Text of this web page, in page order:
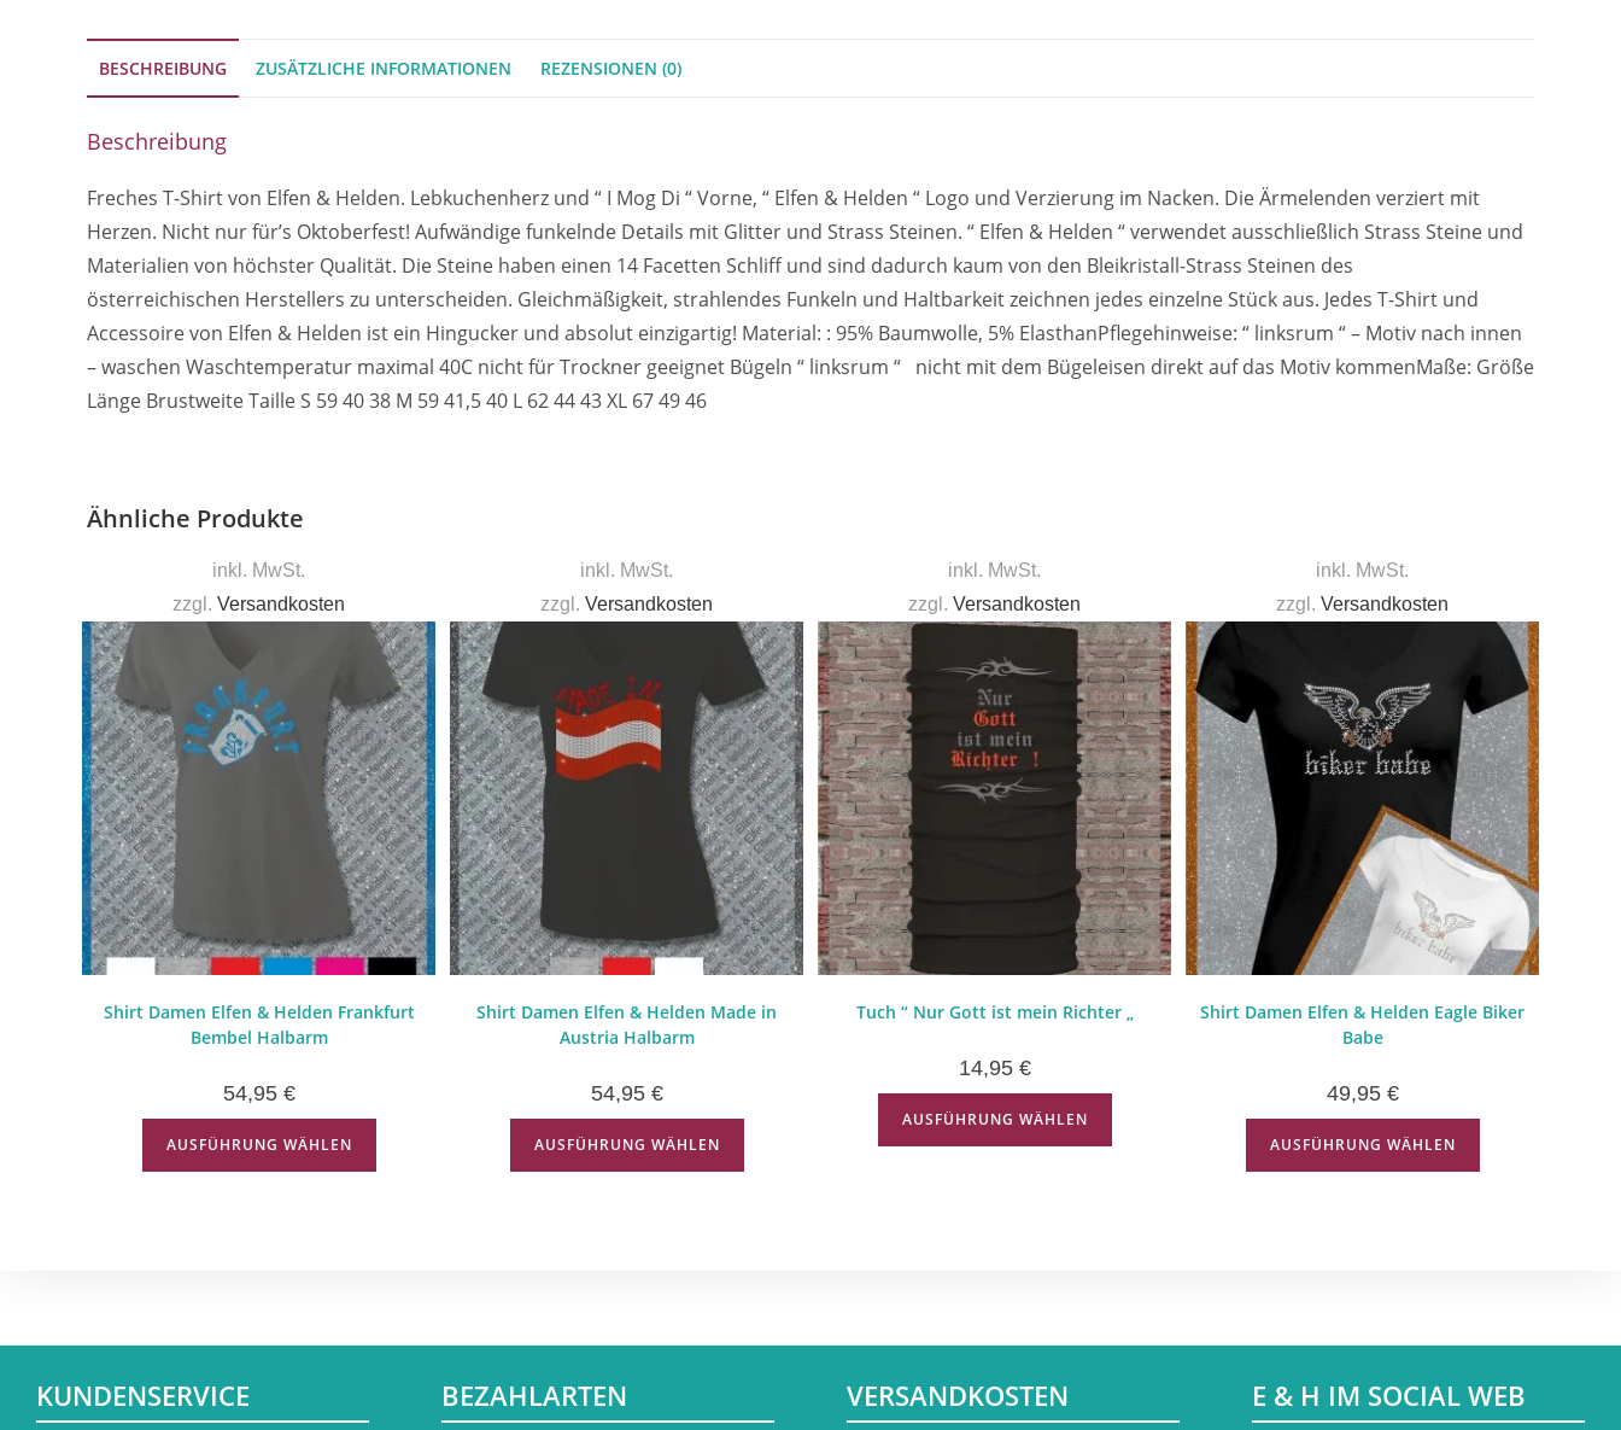
BESCHREIBUNG ZUSÄTZLICHE INFORMATIONEN REZENSIONEN (0)
Beschreibung
Freches T-Shirt von Elfen & Helden. Lebkuchenherz und “ I Mog Di “ Vorne, “ Elfen & Helden “ Logo und Verzierung im Nacken. Die Ärmelenden verziert mit
Herzen. Nicht nur für’s Oktoberfest! Aufwändige funkelnde Details mit Glitter und Strass Steinen. “ Elfen & Helden “ verwendet ausschließlich Strass Steine und
Materialien von höchster Qualität. Die Steine haben einen 14 Facetten Schliff und sind dadurch kaum von den Bleikristall-Strass Steinen des
österreichischen Herstellers zu unterscheiden. Gleichmäßigkeit, strahlendes Funkeln und Haltbarkeit zeichnen jedes einzelne Stück aus. Jedes T-Shirt und
Accessoire von Elfen & Helden ist ein Hingucker und absolut einzigartig! Material: : 95% Baumwolle, 5% ElasthanPflegehinweise: “ linksrum “ – Motiv nach innen
– waschen Waschtemperatur maximal 40C nicht für Trockner geeignet Bügeln “ linksrum “ nicht mit dem Bügeleisen direkt auf das Motiv kommenMaße: Größe
Länge Brustweite Taille S 59 40 38 M 59 41,5 40 L 62 44 43 XL 67 49 46
Ähnliche Produkte
inkl. MwSt.
zzgl. Versandkosten
Shirt Damen Elfen & Helden Frankfurt
Bembel Halbarm
54,95 €
AUSFÜHRUNG WÄHLEN
inkl. MwSt.
zzgl. Versandkosten
Shirt Damen Elfen & Helden Made in
Austria Halbarm
54,95 €
AUSFÜHRUNG WÄHLEN
inkl. MwSt.
zzgl. Versandkosten
Tuch “ Nur Gott ist mein Richter „
14,95 €
AUSFÜHRUNG WÄHLEN
inkl. MwSt.
zzgl. Versandkosten
Shirt Damen Elfen & Helden Eagle Biker
Babe
49,95 €
AUSFÜHRUNG WÄHLEN
KUNDENSERVICE BEZAHLARTEN VERSANDKOSTEN E & H IM SOCIAL WEB